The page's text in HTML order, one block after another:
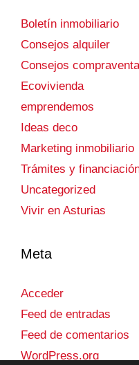
Boletín inmobiliario
Consejos alquiler
Consejos compraventa
Ecovivienda
emprendemos
Ideas deco
Marketing inmobiliario
Trámites y
Uncategorized
Vivir en Asturias
Meta
Acceder
Feed de entradas
Feed de comentarios
WordPress.org